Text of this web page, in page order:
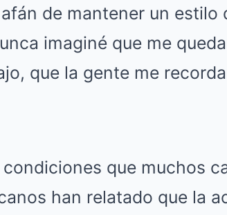
de mantener un estilo
imaginé que me
que la gente me
que muchos
han relatado que la